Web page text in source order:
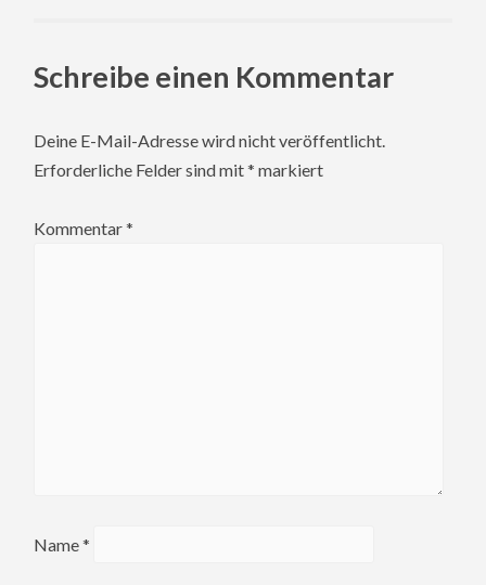
Schreibe einen Kommentar
Deine E-Mail-Adresse wird nicht veröffentlicht.
Erforderliche Felder sind mit* markiert
Kommentar*
Name*